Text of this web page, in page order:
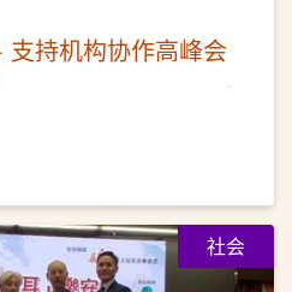
持机构协作高峰会
社会